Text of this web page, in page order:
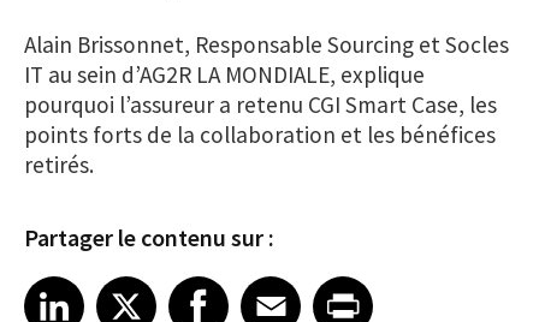
Alain Brissonnet, Responsable Sourcing et Socles
IT au sein d’AG2R LA MONDIALE, explique
pourquoi l’assureur a retenu CGI Smart Case, les
points forts de la collaboration et les bénéfices
retirés.
Partager le contenu sur :
Share article on LinkedIn
LinkedIn
Share article on XShare article on Facebook
Facebook
Share article on Email
EmailShare article on Print